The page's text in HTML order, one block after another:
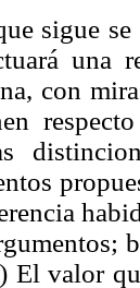
sigue se
una
con
El valor